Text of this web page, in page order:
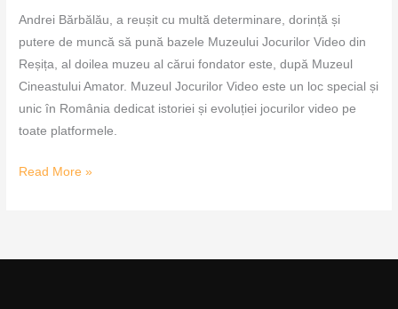
Andrei Bărbălău, a reușit cu multă determinare, dorință și
putere de muncă să pună bazele Muzeului Jocurilor Video din
Reșița, al doilea muzeu al cărui fondator este, după Muzeul
Cineastului Amator. Muzeul Jocurilor Video este un loc special și
unic în România dedicat istoriei și evoluției jocurilor video pe
toate platformele.
Read More »